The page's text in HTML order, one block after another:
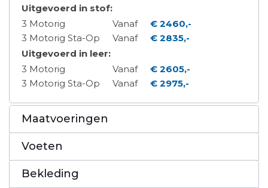
Uitgevoerd in stof:
3 Motorig
3 Motorig Sta-Op
Vanaf
Vanaf
€ 2460,-
€ 2835,-
Uitgevoerd in leer:
3 Motorig
3 Motorig Sta-Op
Vanaf
Vanaf
€ 2605,-
€ 2975,-
Maatvoeringen
Voeten
Bekleding